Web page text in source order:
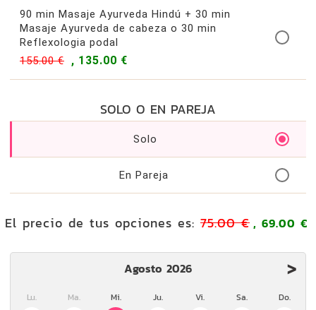
90 min Masaje Ayurveda Hindú + 30 min
Masaje Ayurveda de cabeza o 30 min
Reflexologia podal
155.00 €
, 135.00 €
SOLO O EN PAREJA
Solo
En Pareja
El precio de tus opciones es: 75.00 € , 69.00 €
Agosto 2026 >
Lu. Ma. Mi. Ju. Vi. Sa. Do.